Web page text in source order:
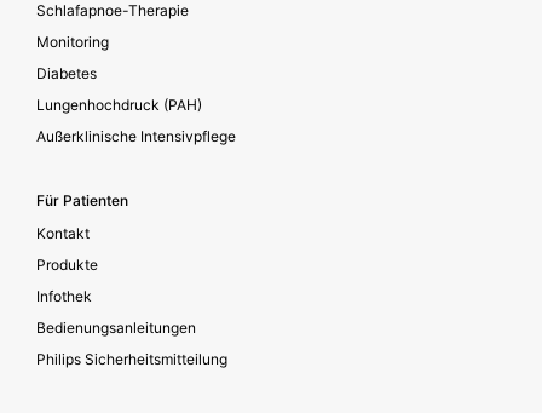
Schlafapnoe-Therapie
Monitoring
Diabetes
Lungenhochdruck (PAH)
Außerklinische Intensivpflege
Für Patienten
Kontakt
Produkte
Infothek
Bedienungsanleitungen
Philips Sicherheitsmitteilung